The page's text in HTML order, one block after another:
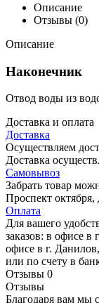
Описание
Отзывы (0)
Описание
Наконечник
Отвод воды из
Доставка и оплата
Доставка
Осуществляем
Доставка
Самовывоз
Забрать товар
Проспект октября,
Оплата
Для вашего
заказов: в офисе в
офисе в г.
или по счету в
Отзывы 0
Отзывы
Благодаря вам мы